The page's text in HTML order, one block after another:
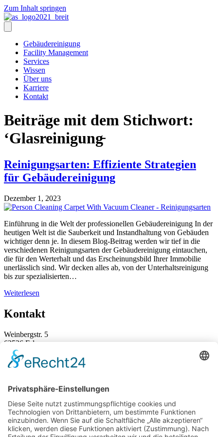
Zum Inhalt springen
Gebäudereinigung
Facility Management
Services
Wissen
Über uns
Karriere
Kontakt
Beiträge mit dem Stichwort:
‘Glasreinigung̵
Reinigungsarten: Effiziente Strategien
für Gebäudereinigung
Dezember 1, 2023
Einführung in die Welt der professionellen Gebäudereinigung In der
heutigen Welt ist die Sauberkeit und Instandhaltung von Gebäuden
wichtiger denn je. In diesem Blog-Beitrag werden wir tief in die
verschiedenen Reinigungsarten der Gebäudereinigung eintauchen,
die für den Werterhalt und das Erscheinungsbild Ihrer Immobilie
unerlässlich sind. Wir decken alles ab, von der Unterhaltsreinigung
bis zur spezialisierten…
Weiterlesen
Kontakt
Weinbergstr. 5
63526 Erlensee
+49 (0) 6183 / 91 58-0
Rechtliches
Impressum
Datenschutz